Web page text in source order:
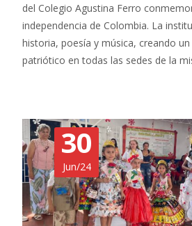
del Colegio Agustina Ferro
independencia de Colombia. La
historia, poesía y música, creando
patriótico en todas las sedes de la
30
Jun/24